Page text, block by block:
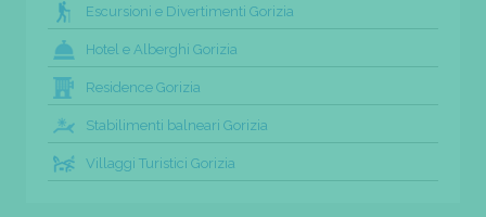
Escursioni e Divertimenti Gorizia
Hotel e Alberghi Gorizia
Residence Gorizia
Stabilimenti balneari Gorizia
Villaggi Turistici Gorizia